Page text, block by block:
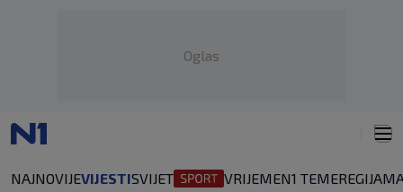
Oglas
NAJNOVIJEVIJESTISVIJET VRIJEMEN1 TEMEREGIJA